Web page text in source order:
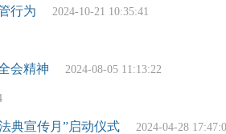
行为 2024-10-21 10:35:41
会精神 2024-08-05 11:13:22
典宣传月”启动仪式 2024-04-28